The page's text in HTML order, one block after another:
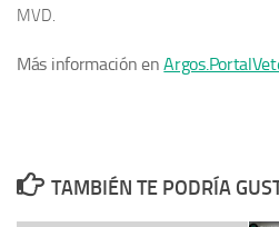
MVD.
Más información en
TAMBIÉN TE PODRÍA